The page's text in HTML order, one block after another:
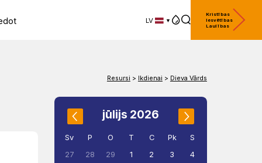
LV
Kristības
Iesvētības
Laulības
Resursi > Ikdienai > Dieva Vārds
jūlijs 2026
Sv P O T C Pk
S
27
28 29 1 2 3
4